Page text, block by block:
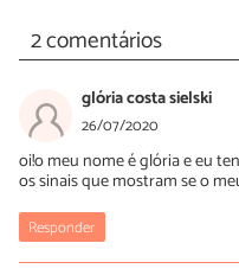
2 comentários
glória costa sielski
26/07/2020
oi!o meu nome é glória e eu
os sinais que mostram se o
Responder